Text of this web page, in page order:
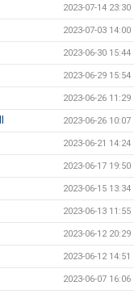
2023-07-14 23:30
2023-07-03 14:00
2023-06-30 15:44
2023-06-29 15:54
2023-06-26 11:29
2023-06-26 10:07
2023-06-21 14:24
2023-06-17 19:50
2023-06-15 13:34
2023-06-13 11:55
2023-06-12 20:29
2023-06-12 14:51
2023-06-07 16:06